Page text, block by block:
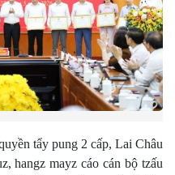
tẩy pung 2 cấp, Lai Châu
hangz mayz cáo cán bộ tzấu